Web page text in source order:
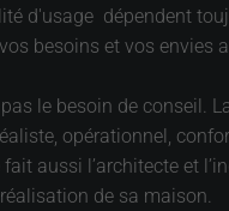
d'usage dépendent
besoins et vos
le besoin de conseil.
opérationnel,
aussi l’architecte et
de sa maison.